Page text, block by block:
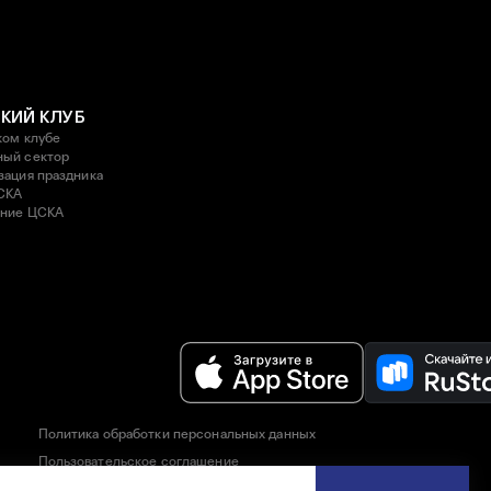
КЛУБ
клубе
сектор
праздника
ЦСКА
Политика обработки персональных данных
Пользовательское соглашение